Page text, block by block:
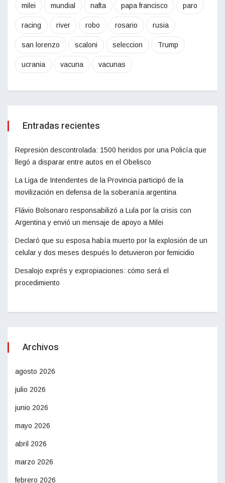
milei mundial nafta papa francisco paro
racing river robo rosario rusia
san lorenzo scaloni seleccion Trump
ucrania vacuna vacunas
Entradas recientes
Represión descontrolada: 1500 heridos por una Policía que
llegó a disparar entre autos en el Obelisco
La Liga de Intendentes de la Provincia participó de la
movilización en defensa de la soberanía argentina
Flávio Bolsonaro responsabilizó a Lula por la crisis con
Argentina y envió un mensaje de apoyo a Milei
Declaró que su esposa había muerto por la explosión de un
celular y dos meses después lo detuvieron por femicidio
Desalojo exprés y expropiaciones: cómo será el
procedimiento
Archivos
agosto 2026
julio 2026
junio 2026
mayo 2026
abril 2026
marzo 2026
febrero 2026